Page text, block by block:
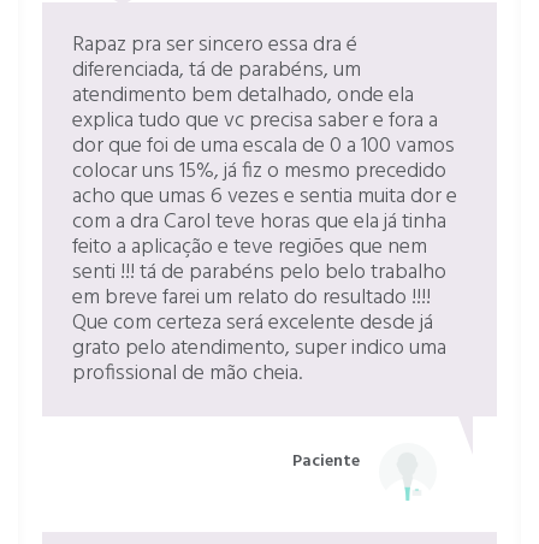
Rapaz pra ser sincero essa dra é
diferenciada, tá de parabéns, um
atendimento bem detalhado, onde ela
explica tudo que vc precisa saber e fora a
dor que foi de uma escala de 0 a 100 vamos
colocar uns 15%, já fiz o mesmo precedido
acho que umas 6 vezes e sentia muita dor e
com a dra Carol teve horas que ela já tinha
feito a aplicação e teve regiões que nem
senti !!! tá de parabéns pelo belo trabalho
em breve farei um relato do resultado !!!!
Que com certeza será excelente desde já
grato pelo atendimento, super indico uma
profissional de mão cheia.
Paciente